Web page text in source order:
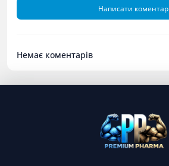
Написати коментар
Немає коментарів